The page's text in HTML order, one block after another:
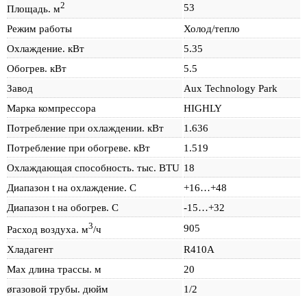
Площадь. м2
53
Режим работы
Холод/тепло
Охлаждение. кВт
5.35
Обогрев. кВт
5.5
Завод
Aux Technology Park
Марка компрессора
HIGHLY
Потребление при охлаждении. кВт
1.636
Потребление при обогреве. кВт
1.519
Охлаждающая способность. тыс. BTU 18
Диапазон t на охлаждение. С
+16…+48
Диапазон t на обогрев. С
-15…+32
Расход воздуха. м3/ч
905
Хладагент
R410A
Max длина трассы. м
20
øгазовой трубы. дюйм
1/2